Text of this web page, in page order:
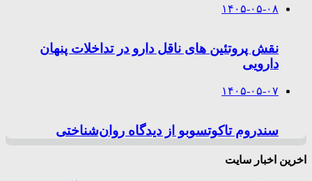
۱۴۰۵-۰۵-۰۸
نقش پروتئین های ناقل دارو در تداخلات پنهان
دارویی
۱۴۰۵-۰۵-۰۷
سندروم تاکوتسوبو از دیدگاه روان‌شناختی
اخرین اخبار سایت